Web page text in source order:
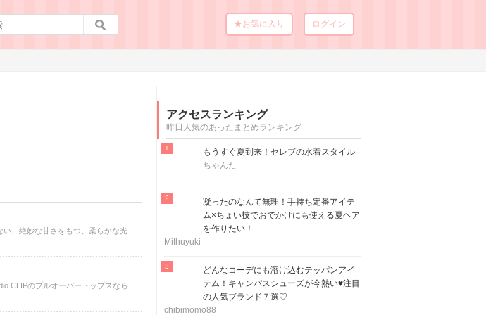
★お気に入り ログイン
アクセスランキング
昨日人気のあったまとめランキング
もうすぐ夏到来！セレブの水着スタイル
ちゃんた
凝ったのなんて無理！手持ち定番アイテ
ム×ちょい技でおでかけにも使える夏ヘア
を作りたい！
Mithuyuki
どんなコーデにも溶け込むテッパンアイ
テム！キャンパスシューズが今熱い♥注目
の人気ブランド７選♡
chibimomo88